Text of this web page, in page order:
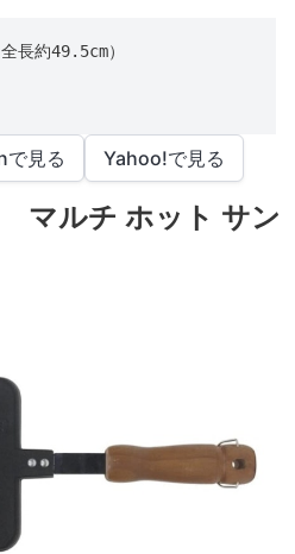
長約49.5cm）
見る Yahoo!で見る
マルチ ホット サン